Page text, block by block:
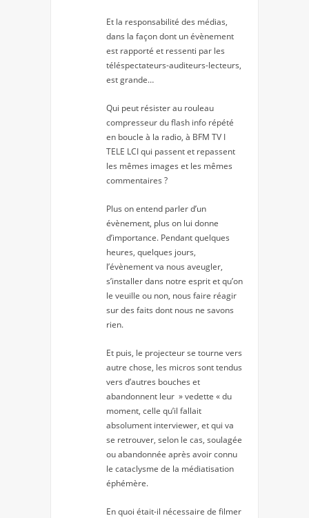
Et la responsabilité des médias,
dans la façon dont un évènement
est rapporté et ressenti par les
téléspectateurs-auditeurs-lecteurs,
est grande…
Qui peut résister au rouleau
compresseur du flash info répété
en boucle à la radio, à BFM TV I
TELE LCI qui passent et repassent
les mêmes images et les mêmes
commentaires ?
Plus on entend parler d’un
évènement, plus on lui donne
d’importance. Pendant quelques
heures, quelques jours,
l’évènement va nous aveugler,
s’installer dans notre esprit et qu’on
le veuille ou non, nous faire réagir
sur des faits dont nous ne savons
rien.
Et puis, le projecteur se tourne vers
autre chose, les micros sont tendus
vers d’autres bouches et
abandonnent leur » vedette « du
moment, celle qu’il fallait
absolument interviewer, et qui va
se retrouver, selon le cas, soulagée
ou abandonnée après avoir connu
le cataclysme de la médiatisation
éphémère.
En quoi était-il nécessaire de filmer